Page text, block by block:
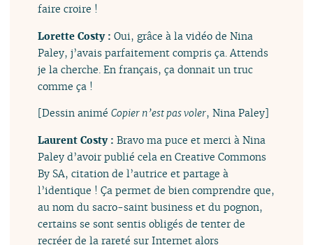
faire croire !
Lorette Costy :Oui, grâce à la vidéo de Nina
Paley, j’avais parfaitement compris ça. Attends
je la cherche. En français, ça donnait un truc
comme ça !
[Dessin animéCopier n’est pas voler, Nina Paley]
Laurent Costy :Bravo ma puce et merci à Nina
Paley d’avoir publié cela en Creative Commons
By SA, citation de l’autrice et partage à
l’identique ! Ça permet de bien comprendre que,
au nom du sacro-saint business et du pognon,
certains se sont sentis obligés de tenter de
recréer de la rareté sur Internet alors